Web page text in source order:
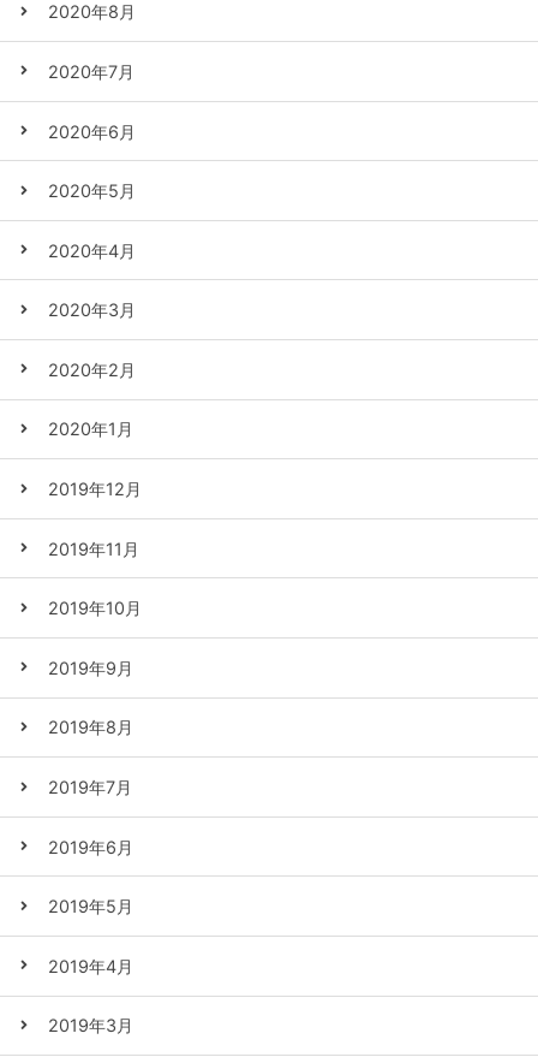
2020年8月
2020年7月
2020年6月
2020年5月
2020年4月
2020年3月
2020年2月
2020年1月
2019年12月
2019年11月
2019年10月
2019年9月
2019年8月
2019年7月
2019年6月
2019年5月
2019年4月
2019年3月